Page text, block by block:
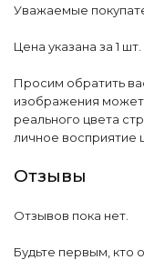
Уважаемые
Цена указана за 1 шт.
Просим обратить
изображения может
реального цвета
личное восприятие
Отзывы
Отзывов пока нет.
Будьте первым, кто